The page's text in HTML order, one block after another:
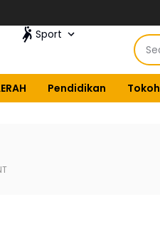
Sport
Pendidikan Tokoh